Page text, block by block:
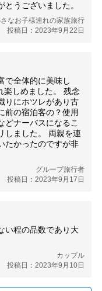
うございました。
なお子様連れの家族旅行
投稿日：2023年9月22日
で全体的に美味し
楽しめました。 残念
りにホツレがあり古
前の宿泊客の？使用
どナーバスになるこ
しました。 両親を連
たかったのですが非
グループ旅行者
投稿日：2023年9月17日
い程の品数であり大
カップル
投稿日：2023年9月10日